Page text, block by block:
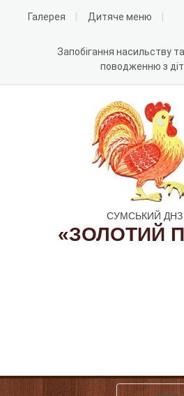
Галерея Дитяче меню
Запобігання насильству
поводженню з
СУМСЬКИЙ
«ЗОЛОТИЙ